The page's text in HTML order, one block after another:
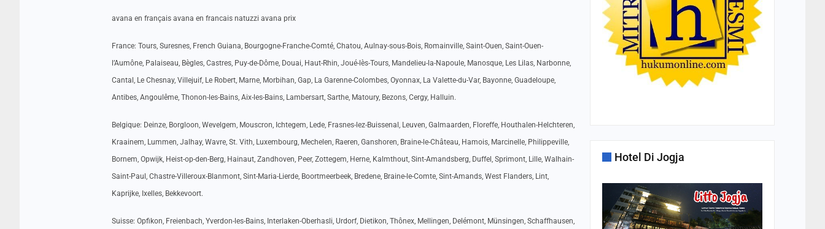
avana en français avana en francais natuzzi avana prix
France: Tours, Suresnes, French Guiana, Bourgogne-Franche-Comté, Chatou, Aulnay-sous-Bois, Romainville, Saint-Ouen, Saint-Ouen-
l’Aumône, Palaiseau, Bègles, Castres, Puy-de-Dôme, Douai, Haut-Rhin, Joué-lès-Tours, Mandelieu-la-Napoule, Manosque, Les Lilas, Narbonne,
Cantal, Le Chesnay, Villejuif, Le Robert, Marne, Morbihan, Gap, La Garenne-Colombes, Oyonnax, La Valette-du-Var, Bayonne, Guadeloupe,
Antibes, Angoulême, Thonon-les-Bains, Aix-les-Bains, Lambersart, Sarthe, Matoury, Bezons, Cergy, Halluin.
Belgique: Deinze, Borgloon, Wevelgem, Mouscron, Ichtegem, Lede, Frasnes-lez-Buissenal, Leuven, Galmaarden, Floreffe, Houthalen-Helchteren,
Kraainem, Lummen, Jalhay, Wavre, St. Vith, Luxembourg, Mechelen, Raeren, Ganshoren, Braine-le-Château, Hamois, Marcinelle, Philippeville,
Bornem, Opwijk, Heist-op-den-Berg, Hainaut, Zandhoven, Peer, Zottegem, Herne, Kalmthout, Sint-Amandsberg, Duffel, Sprimont, Lille, Walhain-
Saint-Paul, Chastre-Villeroux-Blanmont, Sint-Maria-Lierde, Boortmeerbeek, Bredene, Braine-le-Comte, Sint-Amands, West Flanders, Lint,
Kaprijke, Ixelles, Bekkevoort.
Suisse: Opfikon, Freienbach, Yverdon-les-Bains, Interlaken-Oberhasli, Urdorf, Dietikon, Thônex, Mellingen, Delémont, Münsingen, Schaffhausen,
Hotel Di Jogja